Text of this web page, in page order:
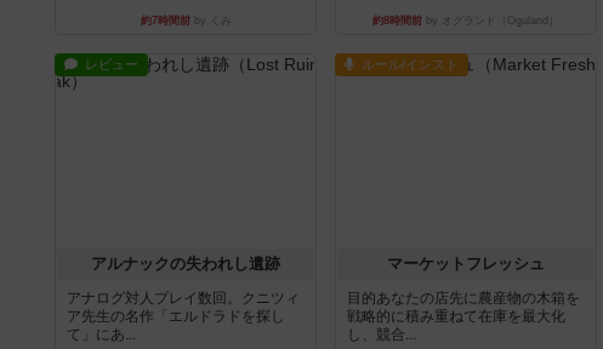
約7時間前by くみ 約8時間前 by オグランド（Oguland）
レビュー
アルナックの失われし遺跡
アナログ対人プレイ数回。クニツィ
ア先生の名作「エルドラドを探し
て」にあ...
ルール/インスト
マーケットフレッシュ
目的あなたの店先に農産物の木箱を
戦略的に積み重ねて在庫を最大化
し、競合...